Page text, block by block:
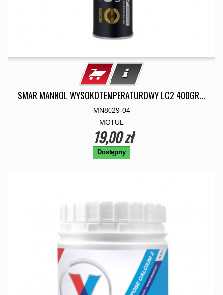
SMAR MANNOL WYSOKOTEMPERATUROWY LC2 400GR...
MN8029-04
MOTUL
19,00 zł
Dostępny